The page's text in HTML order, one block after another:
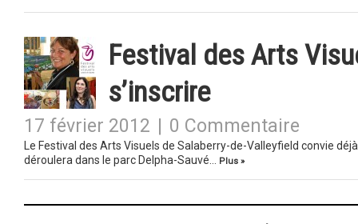
Festival des Arts
s’inscrire
17 février 2012 0 Commentaire
Le Festival des Arts Visuels de Salaberry-de-Valleyfield convie
déroulera dans le parc Delpha-Sauvé…
Plus »